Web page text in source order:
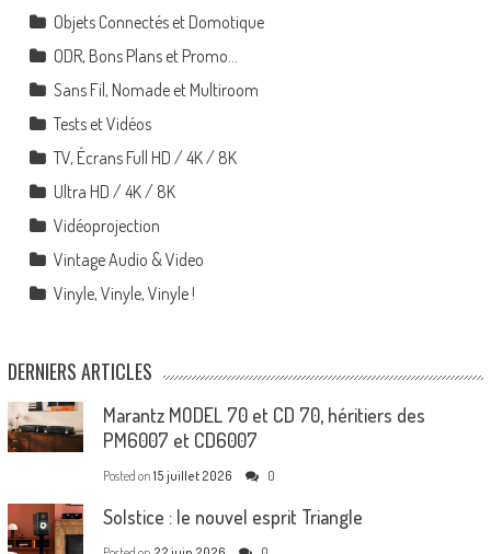
Objets Connectés et Domotique
ODR, Bons Plans et Promo…
Sans Fil, Nomade et Multiroom
Tests et Vidéos
TV, Écrans Full HD / 4K / 8K
Ultra HD / 4K / 8K
Vidéoprojection
Vintage Audio & Video
Vinyle, Vinyle, Vinyle !
DERNIERS ARTICLES
Marantz MODEL 70 et CD 70, héritiers des
PM6007 et CD6007
Posted on 15 juillet 2026 0
Solstice : le nouvel esprit Triangle